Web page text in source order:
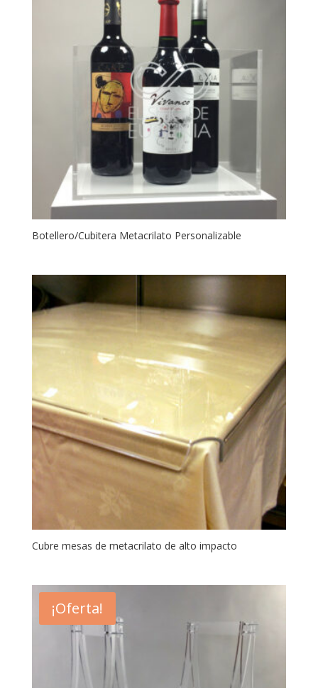
Botellero/Cubitera Metacrilato Personalizable
Cubre mesas de metacrilato de alto impacto
¡Oferta!